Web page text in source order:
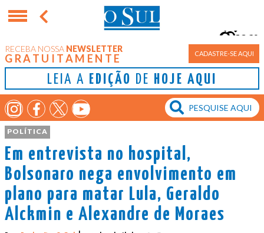
RECEBA NOSSA NEWSLETTER
GRATUITAMENTE CADASTRE-SE AQUI
LEIA A EDIÇÃO DE HOJE AQUI
Porto Alegre
26°
POLÍTICA
Em entrevista no hospital,
Bolsonaro nega envolvimento em
plano para matar Lula, Geraldo
Alckmin e Alexandre de Moraes